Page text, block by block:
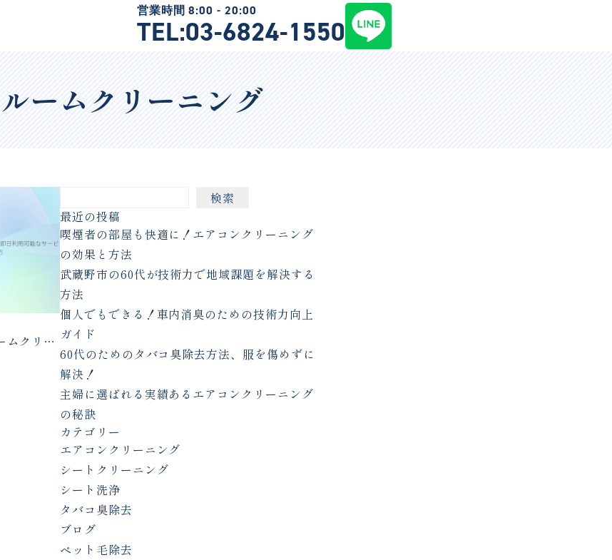
TEL:03-6824-1550
ルームクリーニング
ムクリー
検索
最近の投稿
喫煙者の部屋も快適に！エアコンクリーニング
の効果と方法
武蔵野市の60代が技術力で地域課題を解決する
方法
個人でもできる！車内消臭のための技術力向上
ガイド
60代のためのタバコ臭除去方法、服を傷めずに
解決！
主婦に選ばれる実績あるエアコンクリーニング
の秘訣
カテゴリー
エアコンクリーニング
シートクリーニング
シート洗浄
タバコ臭除去
ブログ
ペット毛除去